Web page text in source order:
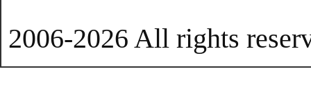
2006-2026 All rights